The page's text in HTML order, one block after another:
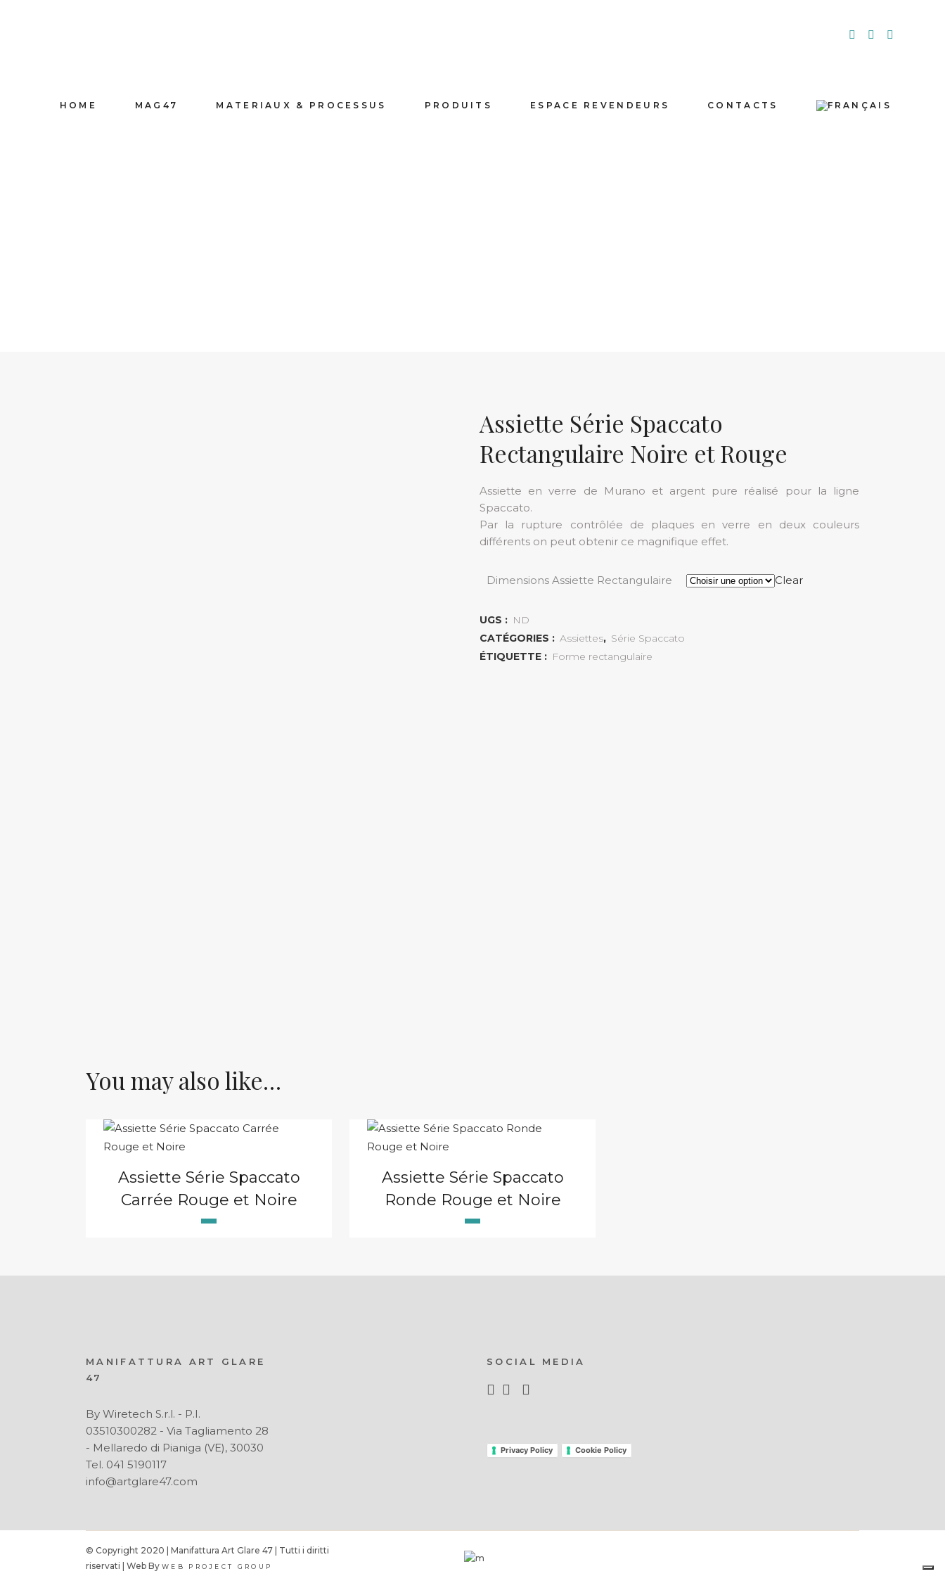
HOME MAG47 MATERIAUX & PROCESSUS PRODUITS ESPACE REVENDEURS CONTACTS
Assiette Série Spaccato
Rectangulaire Noire et Rouge
Assiette en verre de Murano et argent pure réalisé pour la ligne
Spaccato.
Par la rupture contrôlée de plaques en verre en deux couleurs
différents on peut obtenir ce magnifique effet.
Dimensions Assiette Rectangulaire Clear
UGS : ND
CATÉGORIES : Assiettes, Série Spaccato
ÉTIQUETTE : Forme rectangulaire
You may also like…
Assiette Série Spaccato
Carrée Rouge et Noire
Assiette Série Spaccato
Ronde Rouge et Noire
MANIFATTURA ART GLARE
47
By Wiretech S.r.l. - P.I.
03510300282 - Via Tagliamento 28
- Mellaredo di Pianiga (VE), 30030
Tel. 041 5190117
info@artglare47.com
SOCIAL MEDIA
Privacy Policy Cookie Policy
© Copyright 2020 | Manifattura Art Glare 47 | Tutti i diritti
riservati | Web By WEB PROJECT GROUP